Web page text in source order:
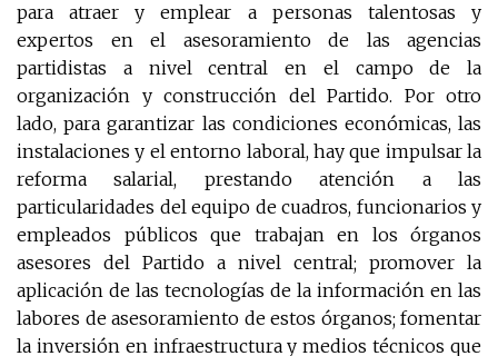
para atraer y emplear a personas talentosas y
expertos en el asesoramiento de las agencias
partidistas a nivel central en el campo de la
organización y construcción del Partido. Por otro
lado, para garantizar las condiciones económicas, las
instalaciones y el entorno laboral, hay que impulsar la
reforma salarial, prestando atención a las
particularidades del equipo de cuadros, funcionarios y
empleados públicos que trabajan en los órganos
asesores del Partido a nivel central; promover la
aplicación de las tecnologías de la información en las
labores de asesoramiento de estos órganos; fomentar
la inversión en infraestructura y medios técnicos que